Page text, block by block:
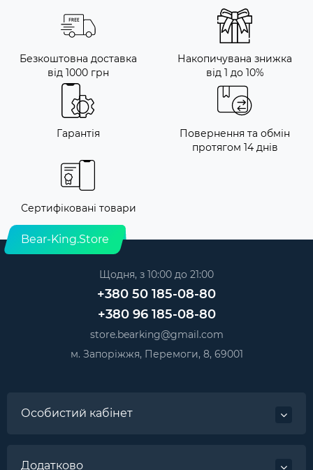
Безкоштовна доставка
від 1000 грн
Накопичувана знижка
від 1 до 10%
Гарантія
Повернення та обмін
протягом 14 днів
Сертифіковані товари
Bear-King.Store
Щодня, з 10:00 до 21:00
+380 50 185-08-80
+380 96 185-08-80
store.bearking@gmail.com
м. Запоріжжя, Перемоги, 8, 69001
Особистий кабінет
Додатково